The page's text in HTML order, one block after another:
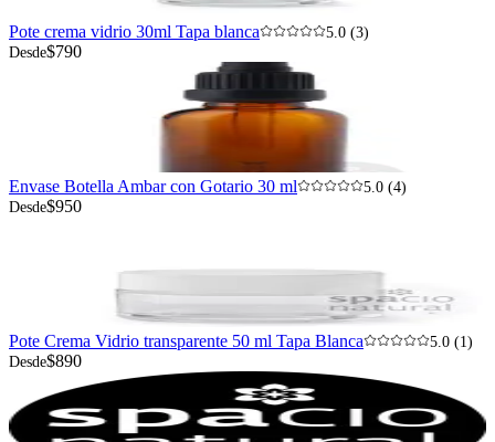
Pote crema vidrio 30ml Tapa blanca
5.0 (3)
Desde$790
Envase Botella Ambar con Gotario 30 ml
5.0 (4)
Desde$950
Pote Crema Vidrio transparente 50 ml Tapa Blanca
5.0 (1)
Desde$890